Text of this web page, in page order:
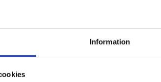
Information
rätten kyckling med cashewnötter!
Broccoli och blomkål hjälper till exempel
egenskaper.